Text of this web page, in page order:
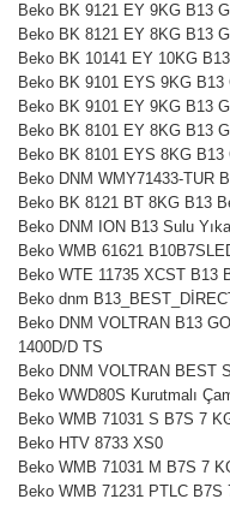
Beko BK 9121 EY 9KG B13
Beko BK 8121 EY 8KG B13
Beko BK 10141 EY 10KG
Beko BK 9101 EYS 9KG
Beko BK 9101 EY 9KG B13
Beko BK 8101 EY 8KG B13
Beko BK 8101 EYS 8KG
Beko DNM WMY71433-TUR
Beko BK 8121 BT 8KG B13
Beko DNM ION B13 Sulu
Beko WMB 61621
Beko WTE 11735 XCST B13
Beko dnm
Beko DNM VOLTRAN B13
1400D/D TS
Beko DNM VOLTRAN BEST
Beko WWD80S Kurutmalı
Beko WMB 71031 S B7S 7
Beko HTV 8733 XS0
Beko WMB 71031 M B7S 7
Beko WMB 71231 PTLC B7S